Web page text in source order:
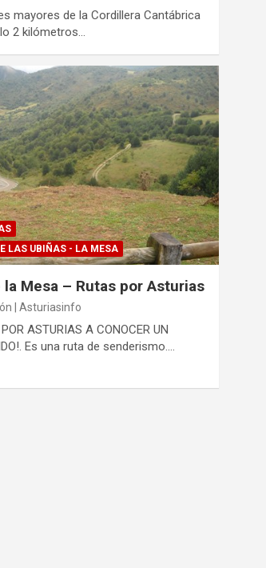
mayores de la Cordillera Cantábrica
2 kilómetros…
LAS UBIÑAS - LA MESA
la Mesa – Rutas por Asturias
| Asturiasinfo
ASTURIAS A CONOCER UN
Es una ruta de senderismo.…